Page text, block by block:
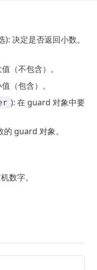
): 决定是否返回小数。
（不包含）。
（包含）。
): 在 guard 对象中要
的 guard 对象。
数字。